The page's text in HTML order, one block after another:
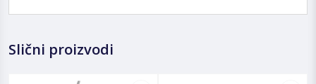
Slični proizvodi